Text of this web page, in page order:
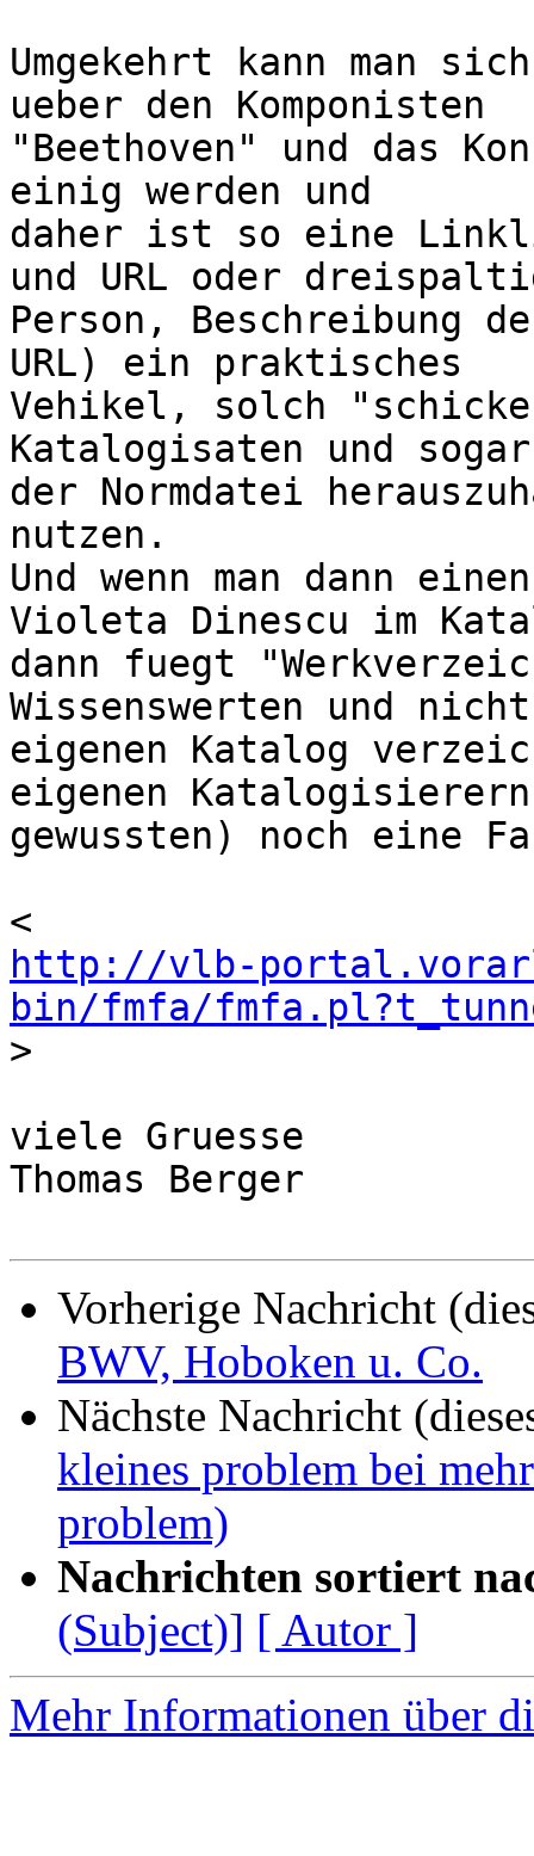
Umgekehrt kann man
ueber den Komponisten
"Beethoven" und das
einig werden und
daher ist so eine
und URL oder
Person, Beschreibung
URL) ein praktisches
Vehikel, solch
Katalogisaten und
der Normdatei
nutzen.
Und wenn man dann
Violeta Dinescu im
dann fuegt
Wissenswerten und
eigenen Katalog
eigenen Katalogisierern
gewussten) noch eine
http://vlb-
bin/fmfa/
>
viele Gruesse
Thomas Berger
Vorherige Nachricht
BWV, Hoboken u. Co.
Nächste Nachricht
kleines problem bei
problem)
Nachrichten sortiert
(Subject)] [ Autor ]
Mehr Informationen über